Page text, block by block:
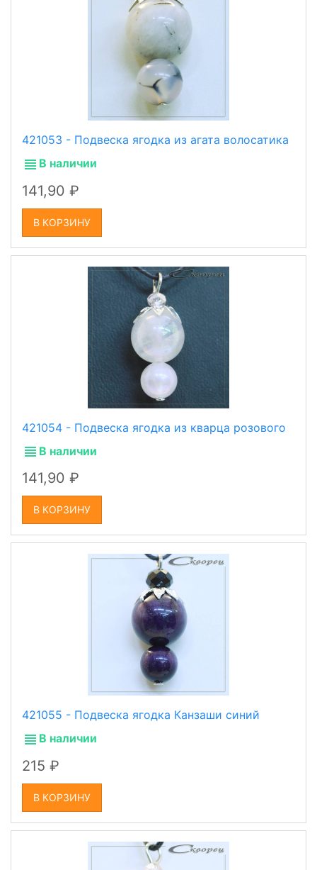
421053 - Подвеска ягодка из агата волосатика
В наличии
141,90
В КОРЗИНУ
421054 - Подвеска ягодка из кварца розового
В наличии
141,90
В КОРЗИНУ
421055 - Подвеска ягодка Канзаши синий
В наличии
215
В КОРЗИНУ